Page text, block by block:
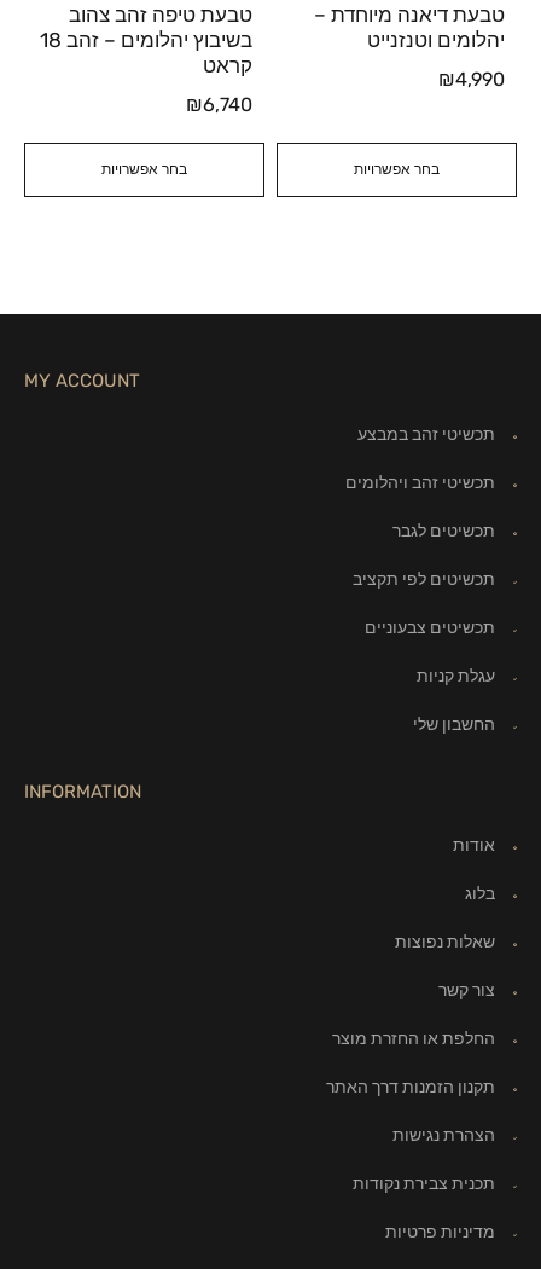
בחר אפשרויות
טבעת דיאנה מיוחדת –
יהלומים וטנזנייט
₪4,990
בחר אפשרויות
טבעת טיפה זהב צהוב
בשיבוץ יהלומים – זהב 18
קראט
₪6,740
MY ACCOUNT
תכשיטי זהב במבצע
תכשיטי זהב ויהלומים
תכשיטים לגבר
תכשיטים לפי תקציב
תכשיטים צבעוניים
עגלת קניות
החשבון שלי
INFORMATION
אודות
בלוג
שאלות נפוצות
צור קשר
החלפת או החזרת מוצר
תקנון הזמנות דרך האתר
הצהרת נגישות
תכנית צבירת נקודות
מדיניות פרטיות